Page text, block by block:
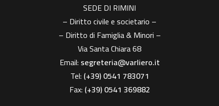
SEDE DI RIMINI
– Diritto civile e societario –
– Diritto di Famiglia & Minori –
Via Santa Chiara 68
Email: segreteria@varliero.it
Tel: (+39) 0541 783071
Fax: (+39)0541 369882